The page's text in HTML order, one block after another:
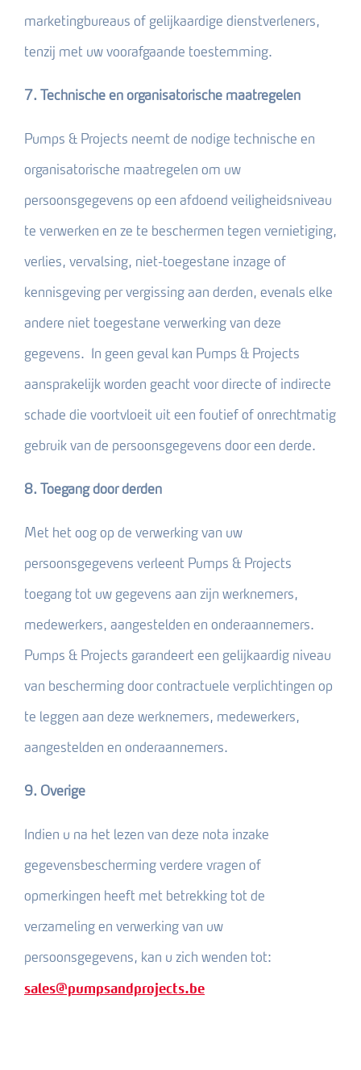
marketingbureaus of gelijkaardige dienstverleners,
tenzij met uw voorafgaande toestemming.
7. Technische en organisatorische maatregelen
Pumps & Projects neemt de nodige technische en
organisatorische maatregelen om uw
persoonsgegevens op een afdoend veiligheidsniveau
te verwerken en ze te beschermen tegen vernietiging,
verlies, vervalsing, niet-toegestane inzage of
kennisgeving per vergissing aan derden, evenals elke
andere niet toegestane verwerking van deze
gegevens. In geen geval kan Pumps & Projects
aansprakelijk worden geacht voor directe of indirecte
schade die voortvloeit uit een foutief of onrechtmatig
gebruik van de persoonsgegevens door een derde.
8. Toegang door derden
Met het oog op de verwerking van uw
persoonsgegevens verleent Pumps & Projects
toegang tot uw gegevens aan zijn werknemers,
medewerkers, aangestelden en onderaannemers.
Pumps & Projects garandeert een gelijkaardig niveau
van bescherming door contractuele verplichtingen op
te leggen aan deze werknemers, medewerkers,
aangestelden en onderaannemers.
9. Overige
Indien u na het lezen van deze nota inzake
gegevensbescherming verdere vragen of
opmerkingen heeft met betrekking tot de
verzameling en verwerking van uw
persoonsgegevens, kan u zich wenden tot:
sales@pumpsandprojects.be